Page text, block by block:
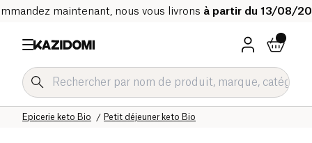
maintenant, nous vous livrons à partir du 13/08/
Petit déjeuner keto Bio
Epicerie keto Bio
Régimes spécifiques Bio
Notre catalogue bio
Accueil